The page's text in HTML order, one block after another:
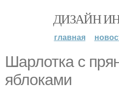
ДИЗАЙН
главная
Шарлотка с
яблоками